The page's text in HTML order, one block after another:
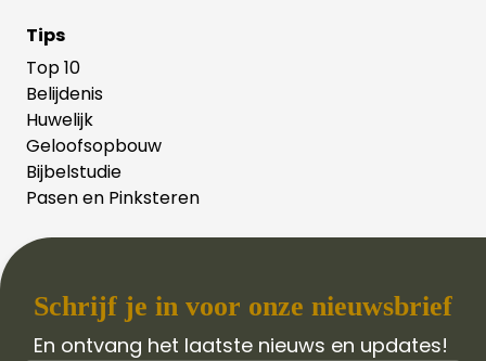
Tips
Top 10
Belijdenis
Huwelijk
Geloofsopbouw
Bijbelstudie
Pasen en Pinksteren
Schrijf je in voor onze nieuwsbrief
En ontvang het laatste nieuws en updates!